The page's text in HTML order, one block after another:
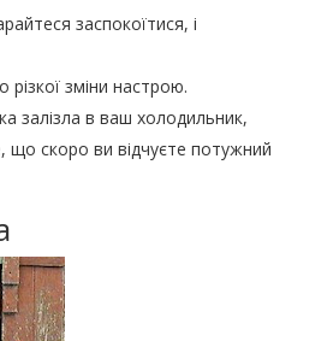
заспокоїтися, і
різкої зміни настрою.
залізла в ваш холодильник,
що скоро ви відчуєте потужний